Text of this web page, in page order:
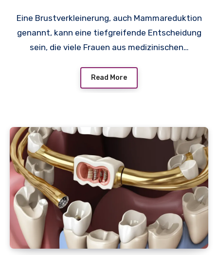
Eine Brustverkleinerung, auch Mammareduktion
genannt, kann eine tiefgreifende Entscheidung
sein, die viele Frauen aus medizinischen…
Read More